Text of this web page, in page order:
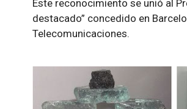
Este reconocimiento se unió al
destacado” concedido en
Telecomunicaciones.